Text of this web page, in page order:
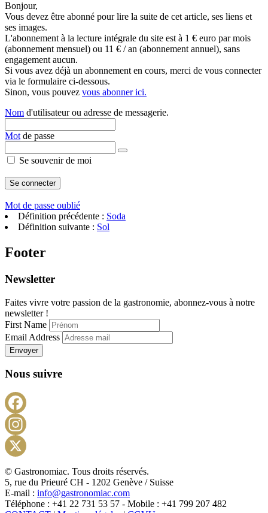
Bonjour,
Vous devez être abonné pour lire la suite de cet article, ses liens et
ses images.
L'abonnement à la lecture intégrale du site est à 1 € euro par mois
(abonnement mensuel) ou 11 € / an (abonnement annuel), sans
engagement aucun.
Si vous avez déjà un abonnement en cours, merci de vous connecter
via le formulaire ci-dessous.
Sinon, vous pouvez vous abonner ici.
Nom d'utilisateur ou adresse de messagerie.
Mot de passe
Se souvenir de moi
Mot de passe oublié
Définition précédente : Soda
Définition suivante : Sol
Footer
Newsletter
Faites vivre votre passion de la gastronomie, abonnez-vous à notre
newsletter !
First Name
Email Address
Envoyer
Nous suivre
X
© Gastronomiac. Tous droits réservés.
5, rue du Prieuré CH - 1202 Genève / Suisse
E-mail : info@gastronomiac.com
Téléphone : +41 22 731 53 57 - Mobile : +41 799 207 482